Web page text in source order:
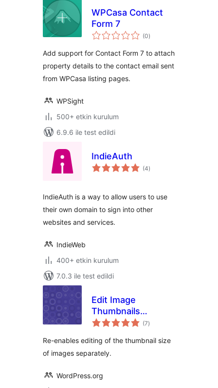
WPCasa Contact
Form 7
(0toplam
puan
)
Add support for Contact Form 7 to attach
property details to the contact email sent
from WPCasa listing pages.
WPSight
500+ etkin kurulum
6.9.6 ile test edildi
IndieAuth
(4toplam
puan
)
IndieAuth is a way to allow users to use
their own domain to sign into other
websites and services.
IndieWeb
400+ etkin kurulum
7.0.3 ile test edildi
Edit Image
Thumbnails
Separately
(7toplam
puan
)
Re-enables editing of the thumbnail size
of images separately.
WordPress.org